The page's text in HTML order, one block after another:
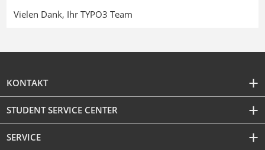
Vielen Dank, Ihr TYPO3 Team
KONTAKT
STUDENT SERVICE CENTER
SERVICE